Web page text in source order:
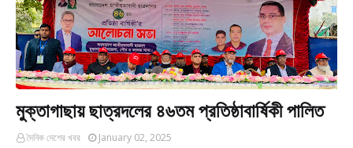
মুক্তাগাছায় ছাত্রদলের ৪৬তম প্রতিষ্ঠাবার্ষিকী পালিত
দৈনিক দেশের খবর January 02, 2025